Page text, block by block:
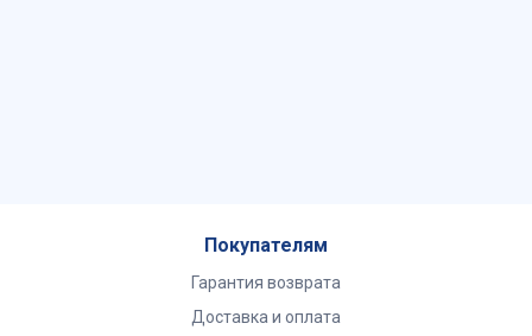
Покупателям
Гарантия возврата
Доставка и оплата